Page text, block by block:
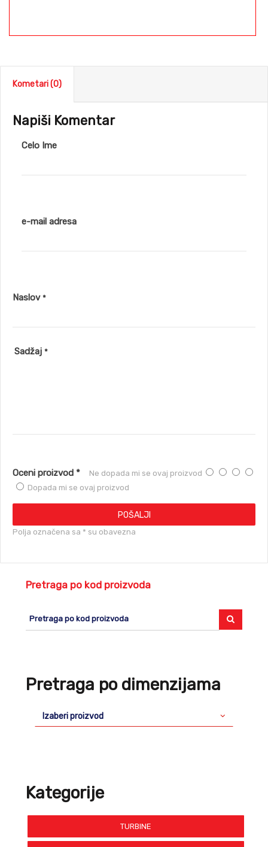
Pretraga po kod proizvoda
Pretraga po dimenzijama
Izaberi proizvod
Kategorije
TURBINE
Kometari (0)
Napiši Komentar
Celo Ime
e-mail adresa
Naslov *
Sadžaj *
Oceni proizvod * Ne dopada mi se ovaj proizvod
Dopada mi se ovaj proizvod
POŠALJI
Polja označena sa * su obavezna